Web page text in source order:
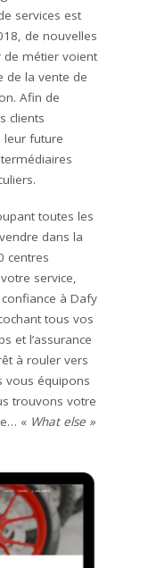
services est
de nouvelles
métier voient
de la vente de
Afin de
clients
leur future
toutes les
dans la
centres
service,
à Dafy
tous vos
et l’assurance
à rouler vers
vous équipons
trouvons votre
« What else »